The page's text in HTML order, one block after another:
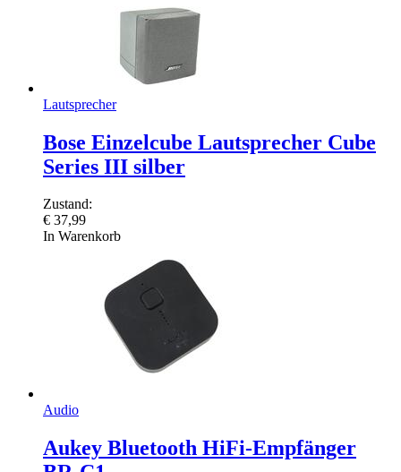
Lautsprecher
Bose Einzelcube Lautsprecher Cube
Series III silber
Zustand:
€ 37,99
In Warenkorb
Audio
Aukey Bluetooth HiFi-Empfänger